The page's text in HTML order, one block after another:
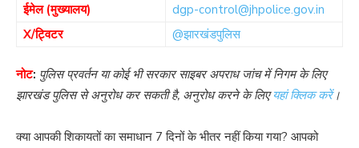
ईमेल (मुख्यालय)
dgp-control@jhpolice.gov.in
X/ट्विटर
@झारखंडपुलिस
नोट: पुलिस प्रवर्तन या कोई भी सरकार साइबर अपराध जांच में निगम के लिए
झारखंड पुलिस से अनुरोध कर सकती है, अनुरोध करने के लिएयहां क्लिक करें।
क्या आपकी शिकायतों का समाधान 7 दिनों के भीतर नहीं किया गया? आपको